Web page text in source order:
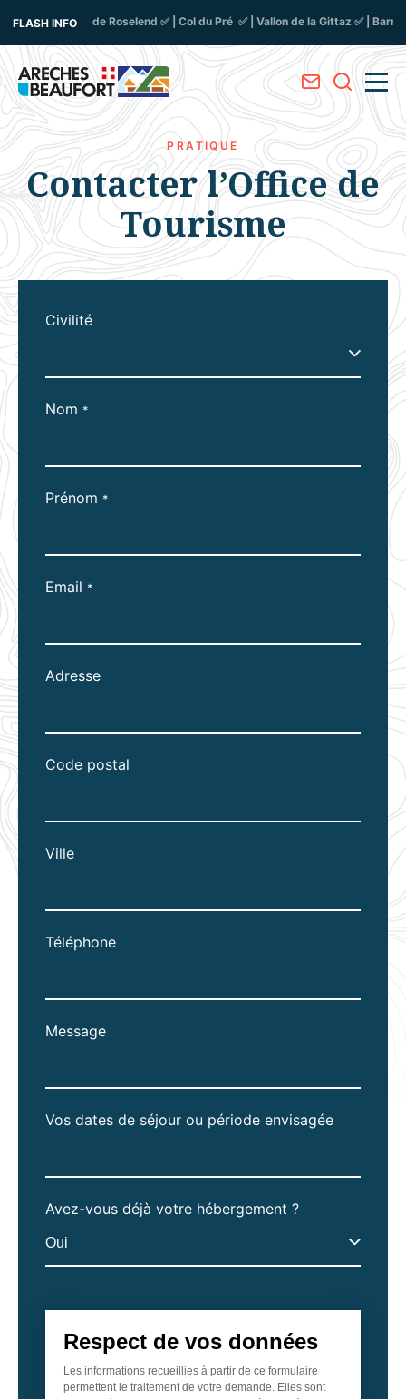
Arêches-Beaufort
NousJe
PRATIQUE
Contacter l’Office de
Tourisme
FLASH INFO
Cormet de Roselend ✅ | Col du Pré ✅ | Vallon de la Gittaz ✅ | Barrage (et
Civilité
Nom *
Prénom *
Email *
Adresse
Code postal
Ville
Téléphone
Message
Vos dates de séjour ou période envisagée
Avez-vous déjà votre hébergement ?
Respect de vos données
Les informations recueillies à partir de ce formulaire
permettent le traitement de votre demande. Elles sont